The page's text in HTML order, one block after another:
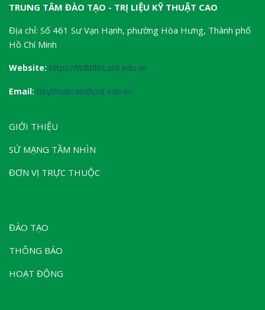
TRUNG TÂM ĐÀO TẠO - TRỊ LIỆU KỸ THUẬT CAO
Địa chỉ: Số 461 Sư Vạn Hạnh, phường Hòa Hưng, Thành phố
Hồ Chí Minh
Website: https://ttdttlktc.pnt.edu.vn
Email: ttkythuatcao@pnt.edu.vn
GIỚI THIỆU
SỨ MẠNG TẦM NHÌN
ĐƠN VỊ TRỰC THUỘC
ĐÀO TẠO
THÔNG BÁO
HOẠT ĐỘNG